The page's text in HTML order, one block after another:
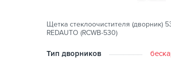
Щетка стеклоочистителя (дворник)
REDAUTO (RСWB-530)
Тип дворников